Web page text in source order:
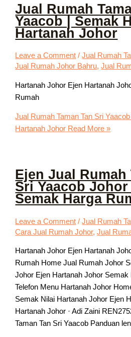
Jual Rumah
Yaacob | Semak
Hartanah Johor
Leave a Comment /Jual Rumah
Jual Rumah Johor Bahru,Jual
Hartanah Johor Ejen Hartanah
Rumah
Jual Rumah Taman Tan Sri
Hartanah Johor Read More »
Ejen Jual Rumah
Sri Yaacob
Semak Harga
Leave a Comment /Jual Rumah
Cara Jual Rumah Johor,Jual
Hartanah Johor Ejen Hartanah
Rumah Home Jual Rumah Johor
Johor Ejen Hartanah Johor
Telefon Menu Hartanah Johor
Semak Nilai Hartanah Johor Ejen
Hartanah Johor · Adi Zaini
Taman Tan Sri Yaacob Panduan